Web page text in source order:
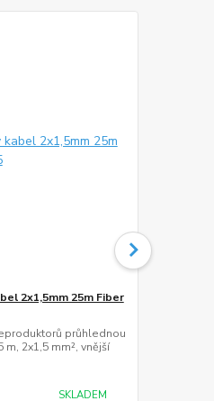
2x1,5mm 25m Fiber
průhlednou
2x1,5 mm², vnější
SKLADEM